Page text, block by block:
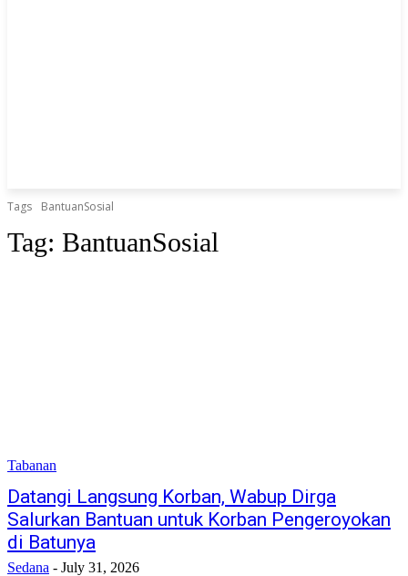
Tags BantuanSosial
Tag: BantuanSosial
Tabanan
Datangi Langsung Korban, Wabup Dirga
Salurkan Bantuan untuk Korban Pengeroyokan
di Batunya
Sedana - July 31, 2026